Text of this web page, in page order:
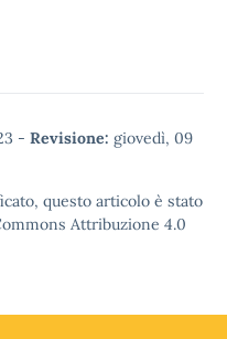
- Revisione: giovedì, 09
questo articolo è stato
Attribuzione 4.0